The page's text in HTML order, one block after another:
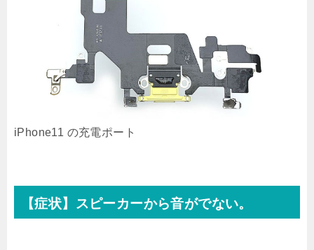
iPhone11 の充電ポート
【症状】スピーカーから音がでない。